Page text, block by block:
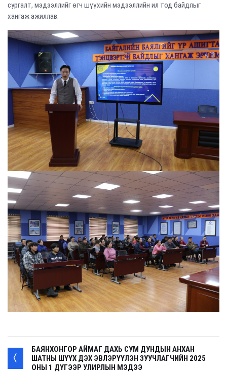
сургалт, мэдээллийг өгч шүүхийн мэдээллийн ил тод байдлыг
хангаж ажиллав.
БАЯНХОНГОР АЙМАГ ДАХЬ СУМ ДУНДЫН АНХАН
ШАТНЫ ШҮҮХ ДЭХ ЭВЛЭРҮҮЛЭН ЗУУЧЛАГЧИЙН 2025
ОНЫ 1 ДҮГЭЭР УЛИРЛЫН МЭДЭЭ